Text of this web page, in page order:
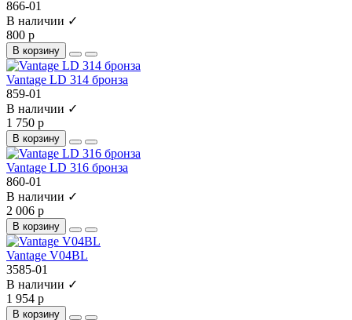
866-01
В наличии ✓
800 р
В корзину
Vantage LD 314 бронза
859-01
В наличии ✓
1 750 р
В корзину
Vantage LD 316 бронза
860-01
В наличии ✓
2 006 р
В корзину
Vantage V04BL
3585-01
В наличии ✓
1 954 р
В корзину